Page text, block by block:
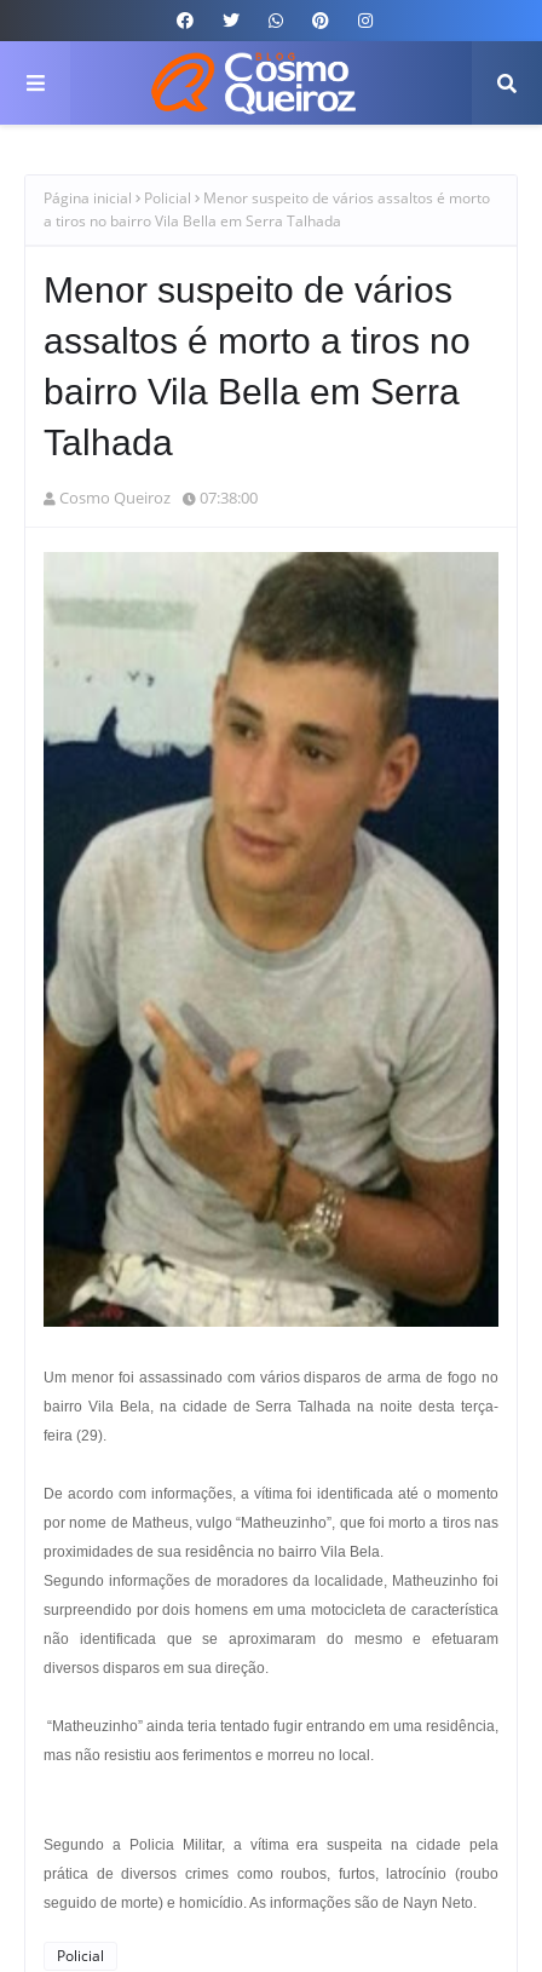
Página inicial Policial
Menor suspeito de vários assaltos é morto
a tiros no bairro Vila Bella em Serra Talhada
Menor suspeito de vários
assaltos é morto a tiros no
bairro Vila Bella em Serra
Talhada
Cosmo Queiroz 07:38:00
Um menor foi assassinado com vários disparos de arma de fogo no
bairro Vila Bela, na cidade de Serra Talhada na noite desta terça-
feira (29).
De acordo com informações, a vítima foi identificada até o momento
por nome de Matheus, vulgo “Matheuzinho”, que foi morto a tiros nas
proximidades de sua residência no bairro Vila Bela.
Segundo informações de moradores da localidade, Matheuzinho foi
surpreendido por dois homens em uma motocicleta de característica
não identificada que se aproximaram do mesmo e efetuaram
diversos disparos em sua direção.
“Matheuzinho” ainda teria tentado fugir entrando em uma residência,
mas não resistiu aos ferimentos e morreu no local.
Segundo a Policia Militar, a vítima era suspeita na cidade pela
prática de diversos crimes como roubos, furtos, latrocínio (roubo
seguido de morte) e homicídio. As informações são de Nayn Neto.
Policial